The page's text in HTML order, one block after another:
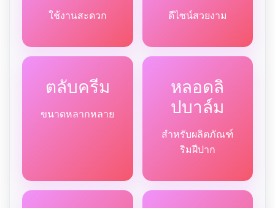
ใช้งานสะดวก ดีไซน์สวยงาม
ตลับครีม
ขนาดหลากหลาย
หลอดลิ
ปบาล์ม
สำหรับผลิตภัณฑ์
ริมฝีปาก